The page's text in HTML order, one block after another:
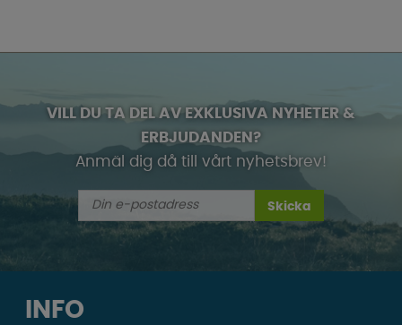
VILL DU TA DEL AV EXKLUSIVA NYHETER &
ERBJUDANDEN?
Anmäl dig då till vårt nyhetsbrev!
Skicka
INFO